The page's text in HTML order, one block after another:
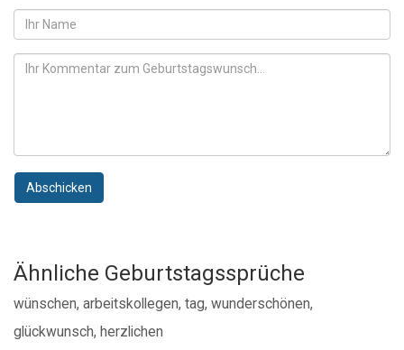
Abschicken
Ähnliche Geburtstagssprüche
wünschen, arbeitskollegen, tag, wunderschönen,
glückwunsch, herzlichen